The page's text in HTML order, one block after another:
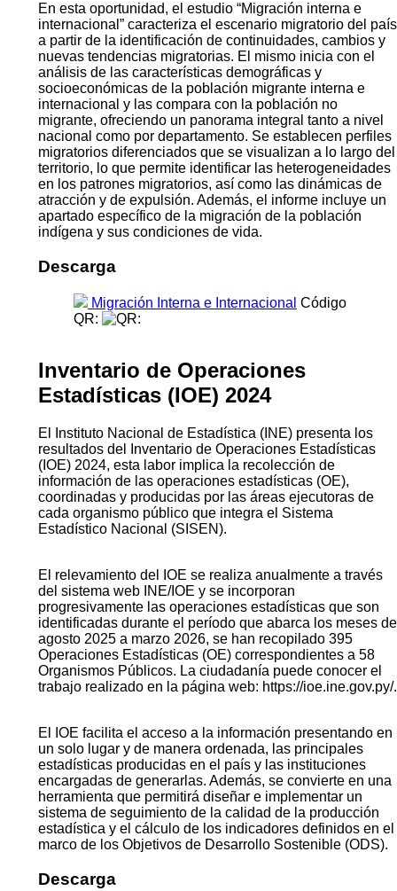
En esta oportunidad, el estudio “Migración interna e
internacional” caracteriza el escenario migratorio del país
a partir de la identificación de continuidades, cambios y
nuevas tendencias migratorias. El mismo inicia con el
análisis de las características demográficas y
socioeconómicas de la población migrante interna e
internacional y las compara con la población no
migrante, ofreciendo un panorama integral tanto a nivel
nacional como por departamento. Se establecen perfiles
migratorios diferenciados que se visualizan a lo largo del
territorio, lo que permite identificar las heterogeneidades
en los patrones migratorios, así como las dinámicas de
atracción y de expulsión. Además, el informe incluye un
apartado específico de la migración de la población
indígena y sus condiciones de vida.
Descarga
Migración Interna e Internacional Código
QR:
Inventario de Operaciones
Estadísticas (IOE) 2024
El Instituto Nacional de Estadística (INE) presenta los
resultados del Inventario de Operaciones Estadísticas
(IOE) 2024, esta labor implica la recolección de
información de las operaciones estadísticas (OE),
coordinadas y producidas por las áreas ejecutoras de
cada organismo público que integra el Sistema
Estadístico Nacional (SISEN).
El relevamiento del IOE se realiza anualmente a través
del sistema web INE/IOE y se incorporan
progresivamente las operaciones estadísticas que son
identificadas durante el período que abarca los meses de
agosto 2025 a marzo 2026, se han recopilado 395
Operaciones Estadísticas (OE) correspondientes a 58
Organismos Públicos. La ciudadanía puede conocer el
trabajo realizado en la página web: https://ioe.ine.gov.py/.
El IOE facilita el acceso a la información presentando en
un solo lugar y de manera ordenada, las principales
estadísticas producidas en el país y las instituciones
encargadas de generarlas. Además, se convierte en una
herramienta que permitirá diseñar e implementar un
sistema de seguimiento de la calidad de la producción
estadística y el cálculo de los indicadores definidos en el
marco de los Objetivos de Desarrollo Sostenible (ODS).
Descarga